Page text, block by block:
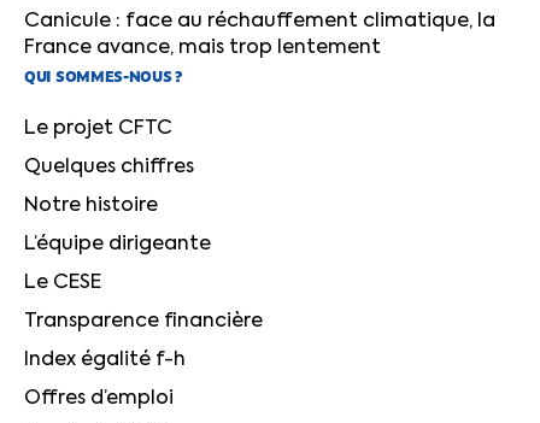
Canicule : face au réchauffement climatique, la
France avance, mais trop lentement
QUI SOMMES-NOUS ?
Le projet CFTC
Quelques chiffres
Notre histoire
L’équipe dirigeante
Le CESE
Transparence financière
Index égalité f-h
Offres d’emploi